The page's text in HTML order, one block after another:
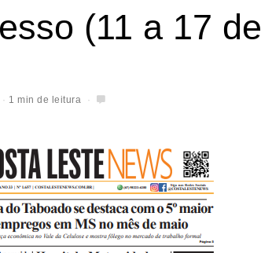
(11 a 17 de
1 min de leitura